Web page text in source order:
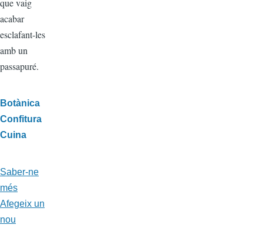
que vaig
acabar
esclafant-les
amb un
passapuré.
Categories
Botànica
Confitura
Cuina
Saber-ne
més
propòsit
Afegeix un
nou